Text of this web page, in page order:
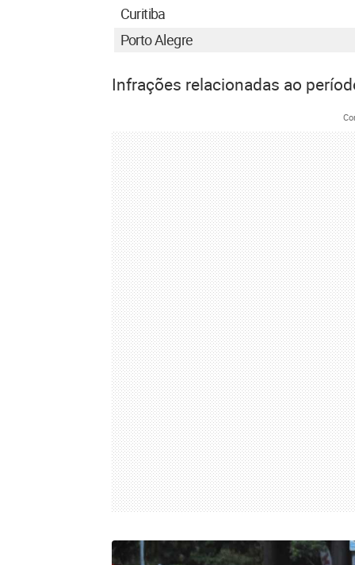
Curitiba
Porto Alegre
Infrações relacionadas ao